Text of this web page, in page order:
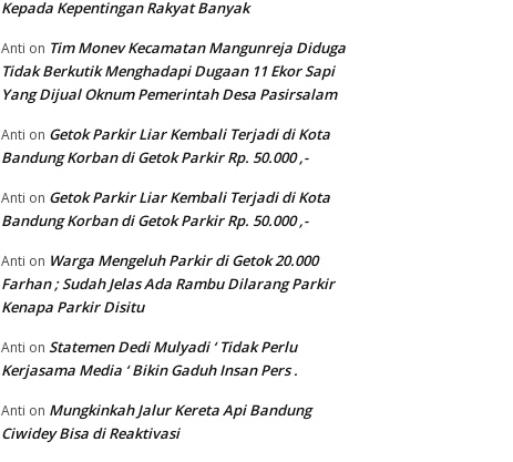
Kepada Kepentingan Rakyat Banyak
Anti on Tim Monev Kecamatan Mangunreja Diduga
Tidak Berkutik Menghadapi Dugaan 11 Ekor Sapi
Yang Dijual Oknum Pemerintah Desa Pasirsalam
Anti on Getok Parkir Liar Kembali Terjadi di Kota
Bandung Korban di Getok Parkir Rp. 50.000 ,-
Anti on Getok Parkir Liar Kembali Terjadi di Kota
Bandung Korban di Getok Parkir Rp. 50.000 ,-
Anti on Warga Mengeluh Parkir di Getok 20.000
Farhan ; Sudah Jelas Ada Rambu Dilarang Parkir
Kenapa Parkir Disitu
Anti on Statemen Dedi Mulyadi ‘ Tidak Perlu
Kerjasama Media ‘ Bikin Gaduh Insan Pers .
Anti on Mungkinkah Jalur Kereta Api Bandung
Ciwidey Bisa di Reaktivasi